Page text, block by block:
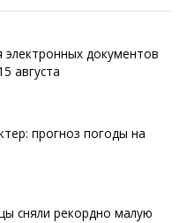
документов
августа
прогноз погоды на
сняли рекордно малую